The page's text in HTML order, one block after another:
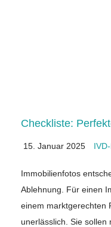
Checkliste:
15. Januar 2025
Immobilienfotos
Ablehnung. Für einen
einem marktgerechten
unerlässlich. Sie